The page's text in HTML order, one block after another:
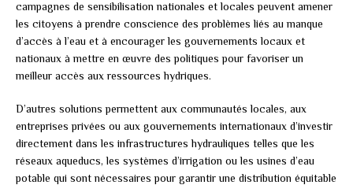
campagnes de sensibilisation nationales et locales peuvent amener
les citoyens à prendre conscience des problèmes liés au manque
d’accès à l’eau et à encourager les gouvernements locaux et
nationaux à mettre en œuvre des politiques pour favoriser un
meilleur accès aux ressources hydriques.
D’autres solutions permettent aux communautés locales, aux
entreprises privées ou aux gouvernements internationaux d’investir
directement dans les infrastructures hydrauliques telles que les
réseaux aqueducs, les systèmes d’irrigation ou les usines d’eau
potable qui sont nécessaires pour garantir une distribution équitable